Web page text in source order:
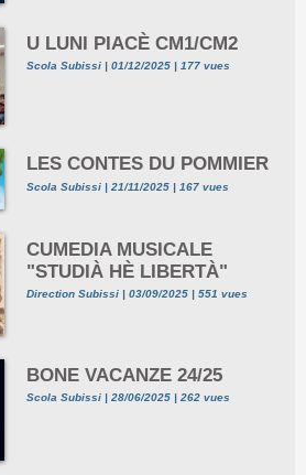
U LUNI PIACÈ CM1/CM2
Scola Subissi | 01/12/2025 | 177 vues
LES CONTES DU POMMIER
Scola Subissi | 21/11/2025 | 167 vues
CUMEDIA MUSICALE
"STUDIÀ HÈ LIBERTÀ"
Direction Subissi | 03/09/2025 | 551 vues
BONE VACANZE 24/25
Scola Subissi | 28/06/2025 | 262 vues